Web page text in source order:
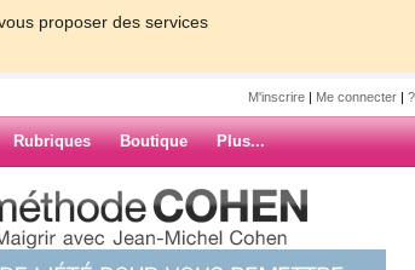
proposer des services
M'inscrire | Me connecter |
Rubriques Boutique Plus...